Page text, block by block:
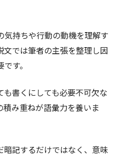
持ちや行動の動機を理解す
文では筆者の主張を整理し因
す。
書くにしても必要不可欠な
み重ねが語彙力を養いま
暗記するだけではなく、意味